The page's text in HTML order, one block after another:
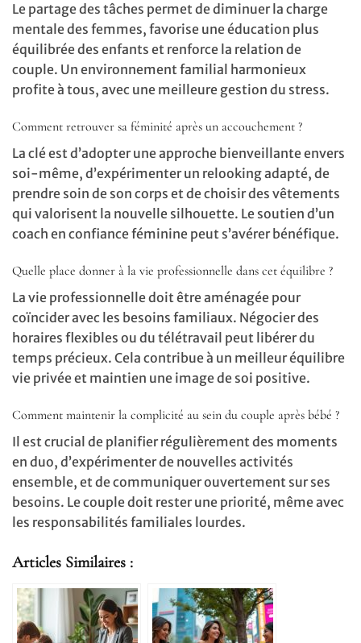
Le partage des tâches permet de diminuer la charge
mentale des femmes, favorise une éducation plus
équilibrée des enfants et renforce la relation de
couple. Un environnement familial harmonieux
profite à tous, avec une meilleure gestion du stress.
Comment retrouver sa féminité après un accouchement ?
La clé est d’adopter une approche bienveillante envers
soi-même, d’expérimenter un relooking adapté, de
prendre soin de son corps et de choisir des vêtements
qui valorisent la nouvelle silhouette. Le soutien d’un
coach en confiance féminine peut s’avérer bénéfique.
Quelle place donner à la vie professionnelle dans cet équilibre ?
La vie professionnelle doit être aménagée pour
coïncider avec les besoins familiaux. Négocier des
horaires flexibles ou du télétravail peut libérer du
temps précieux. Cela contribue à un meilleur équilibre
vie privée et maintien une image de soi positive.
Comment maintenir la complicité au sein du couple après bébé ?
Il est crucial de planifier régulièrement des moments
en duo, d’expérimenter de nouvelles activités
ensemble, et de communiquer ouvertement sur ses
besoins. Le couple doit rester une priorité, même avec
les responsabilités familiales lourdes.
Articles Similaires :